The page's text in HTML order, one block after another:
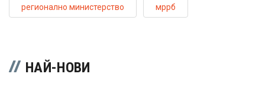
регионално министерство мррб
НАЙ-НОВИ